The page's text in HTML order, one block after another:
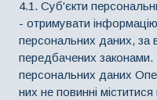
4.1. Суб'єкти
- отримувати
персональних даних, за
передбачених законами.
персональних даних
них не повинні